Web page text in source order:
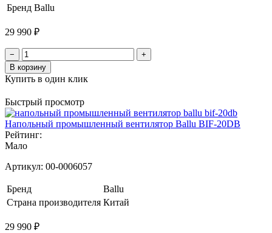
Бренд Ballu
29 990 ₽
−
+
В корзину
Купить в один клик
Быстрый просмотр
Напольный промышленный вентилятор Ballu BIF-20DB
Рейтинг:
Мало
Артикул: 00-0006057
Бренд
Ballu
Страна производителя Китай
29 990 ₽